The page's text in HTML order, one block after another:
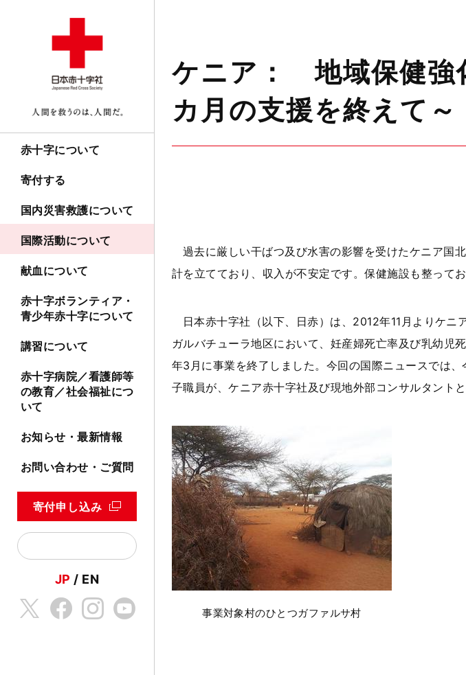
赤十字について
寄付する
国内災害救護について
国際活動について
献血について
赤十字ボランティア・
青少年赤十字について
講習について
赤十字病院／看護師等
の教育／社会福祉につ
いて
お知らせ・最新情報
お問い合わせ・ご質問
寄付申し込み
JP EN
ケニア： 地域保健
カ月の支援を終えて～
過去に厳しい干ばつ及び水害の影響を受けたケニア国
計を立てており、収入が不安定です。保健施設も整って
日本赤十字社（以下、日赤）は、2012年11月よりケ
ガルバチューラ地区において、妊産婦死亡率及び乳幼児
年3月に事業を終了しました。今回の国際ニュースでは
子職員が、ケニア赤十字社及び現地外部コンサルタント
事業対象村のひとつガファルサ村